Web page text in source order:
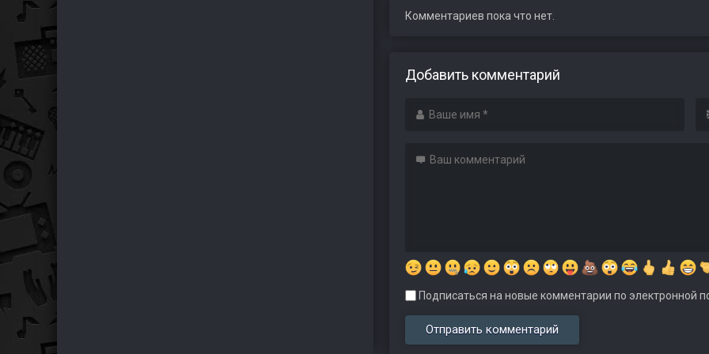
Комментариев пока что нет.
Добавить комментарий
Подписаться на новые комментарии по электронной